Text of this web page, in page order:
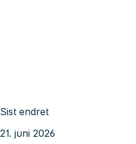
Sist endret
21. juni 2026